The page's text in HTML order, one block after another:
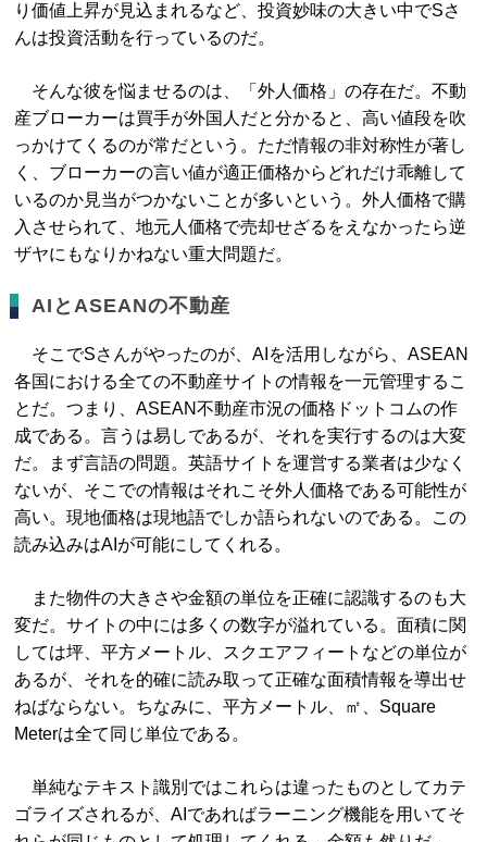
り価値上昇が見込まれるなど、投資妙味の大きい中でSさ
んは投資活動を行っているのだ。
そんな彼を悩ませるのは、「外人価格」の存在だ。不動
産ブローカーは買手が外国人だと分かると、高い値段を吹
っかけてくるのが常だという。ただ情報の非対称性が著し
く、ブローカーの言い値が適正価格からどれだけ乖離して
いるのか見当がつかないことが多いという。外人価格で購
入させられて、地元人価格で売却せざるをえなかったら逆
ザヤにもなりかねない重大問題だ。
AIとASEANの不動産
そこでSさんがやったのが、AIを活用しながら、ASEAN
各国における全ての不動産サイトの情報を一元管理するこ
とだ。つまり、ASEAN不動産市況の価格ドットコムの作
成である。言うは易しであるが、それを実行するのは大変
だ。まず言語の問題。英語サイトを運営する業者は少なく
ないが、そこでの情報はそれこそ外人価格である可能性が
高い。現地価格は現地語でしか語られないのである。この
読み込みはAIが可能にしてくれる。
また物件の大きさや金額の単位を正確に認識するのも大
変だ。サイトの中には多くの数字が溢れている。面積に関
しては坪、平方メートル、スクエアフィートなどの単位が
あるが、それを的確に読み取って正確な面積情報を導出せ
ねばならない。ちなみに、平方メートル、㎡、Square
Meterは全て同じ単位である。
単純なテキスト識別ではこれらは違ったものとしてカテ
ゴライズされるが、AIであればラーニング機能を用いてそ